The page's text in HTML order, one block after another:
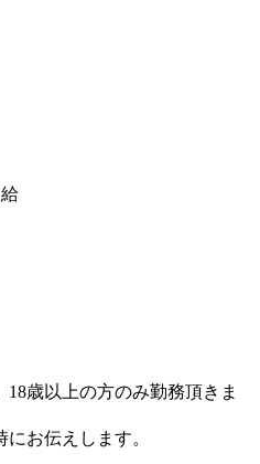
18歳以上の方のみ勤務頂きま
お伝えします。